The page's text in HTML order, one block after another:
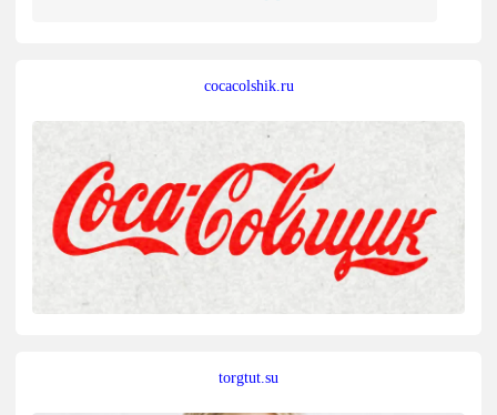
cocacolshik.ru
torgtut.su